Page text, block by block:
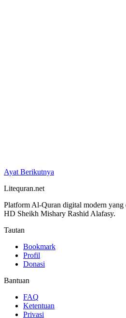
Ayat Berikutnya
Litequran.net
Platform Al-Quran digital modern yang
HD Sheikh Mishary Rashid Alafasy.
Tautan
Bookmark
Profil
Donasi
Bantuan
FAQ
Ketentuan
Privasi